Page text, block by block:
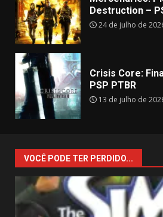
Destruction –
24 de julho de
Crisis Core:
PSP PTBR
13 de julho de
VOCÊ PODE TER PERDIDO...